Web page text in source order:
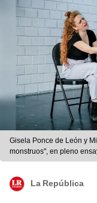
Gisela Ponce de León y
monstruos", en pleno
La República